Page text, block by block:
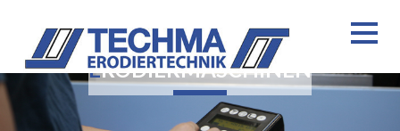
ERODIERMASCHINEN